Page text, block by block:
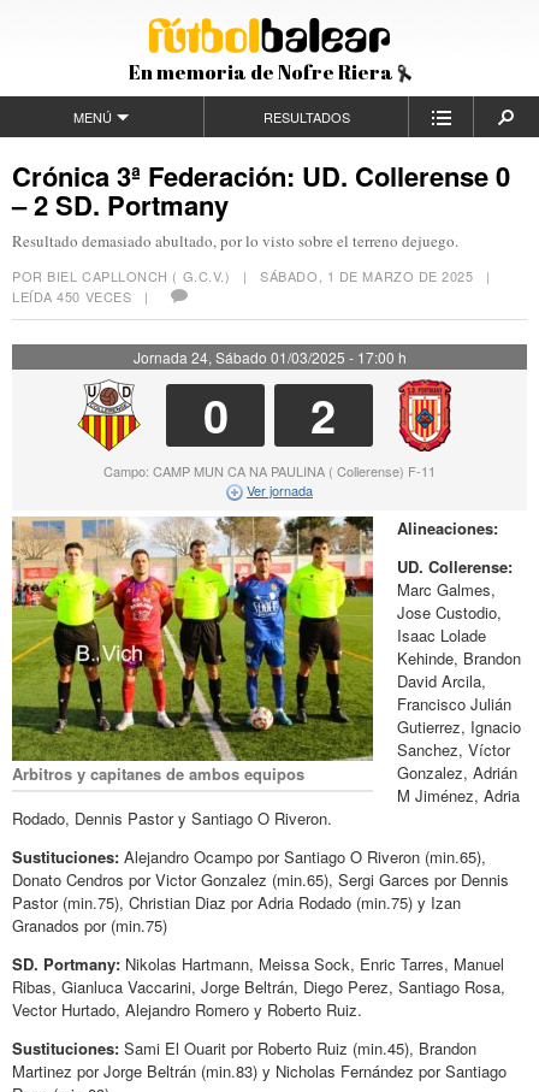
En memoria de Nofre Riera
MENÚ RESULTADOS
Crónica 3ª Federación: UD. Collerense 0
– 2 SD. Portmany
Resultado demasiado abultado, por lo visto sobre el terreno dejuego.
POR BIEL CAPLLONCH ( G.C.V.) |SÁBADO, 1 DE MARZO DE 2025 |
LEÍDA 450 VECES |
Jornada 24, Sábado 01/03/2025 - 17:00 h
0 2
Campo: CAMP MUN CA NA PAULINA ( Collerense) F-11
Ver jornada
Arbitros y capitanes de ambos equipos
Alineaciones:
UD. Collerense:
Marc Galmes,
Jose Custodio,
Isaac Lolade
Kehinde, Brandon
David Arcila,
Francisco Julián
Gutierrez, Ignacio
Sanchez, Víctor
Gonzalez, Adrián
M Jiménez, Adria
Rodado, Dennis Pastor y Santiago O Riveron.
Sustituciones: Alejandro Ocampo por Santiago O Riveron (min.65),
Donato Cendros por Victor Gonzalez (min.65), Sergi Garces por Dennis
Pastor (min.75), Christian Diaz por Adria Rodado (min.75) y Izan
Granados por (min.75)
SD. Portmany: Nikolas Hartmann, Meissa Sock, Enric Tarres, Manuel
Ribas, Gianluca Vaccarini, Jorge Beltrán, Diego Perez, Santiago Rosa,
Vector Hurtado, Alejandro Romero y Roberto Ruiz.
Sustituciones: Sami El Ouarit por Roberto Ruiz (min.45), Brandon
Martinez por Jorge Beltrán (min.83) y Nicholas Fernández por Santiago